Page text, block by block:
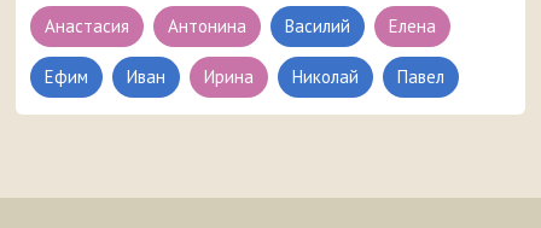
Анастасия Антонина Василий Елена
Ефим Иван Ирина Николай Павел